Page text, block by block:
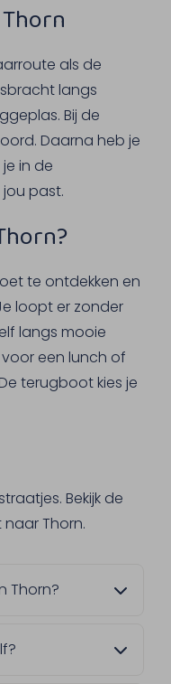
als de
langs
Bij de
Daarna heb je
in de
past.
te ontdekken en
loopt er zonder
langs mooie
een lunch of
terugboot kies je
Bekijk de
Thorn.
Thorn?
past,